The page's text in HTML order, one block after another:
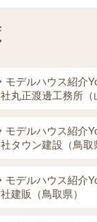
モデルハウス紹介
丸正渡邊工務所（
モデルハウス紹介
タウン建設（鳥取
モデルハウス紹介
建販（鳥取県）